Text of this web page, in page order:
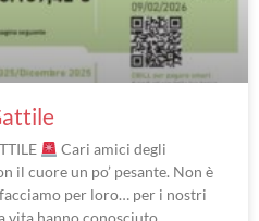
Cari amici degli
il cuore un po’ pesante. Non è
per loro… per i nostri